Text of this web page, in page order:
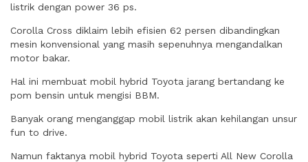
listrik dengan power 36 ps.
Corolla Cross diklaim lebih efisien 62 persen dibandingkan
mesin konvensional yang masih sepenuhnya mengandalkan
motor bakar.
Hal ini membuat mobil hybrid Toyota jarang bertandang ke
pom bensin untuk mengisi BBM.
Banyak orang menganggap mobil listrik akan kehilangan unsur
fun to drive.
Namun faktanya mobil hybrid Toyota seperti All New Corolla